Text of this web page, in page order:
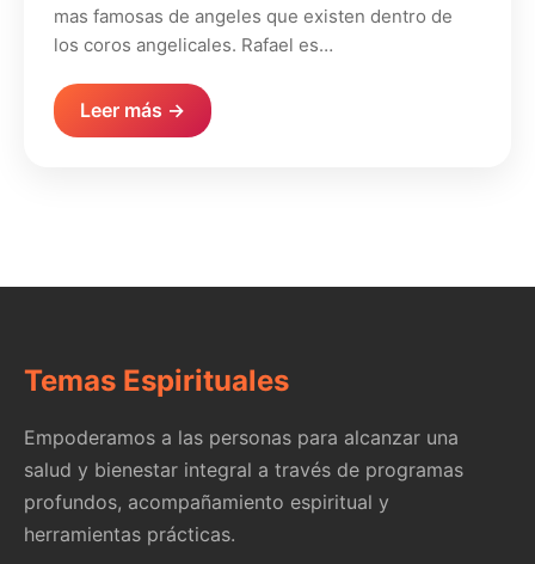
mas famosas de angeles que existen dentro de
los coros angelicales. Rafael es…
Leer más →
Temas Espirituales
Empoderamos a las personas para alcanzar una
salud y bienestar integral a través de programas
profundos, acompañamiento espiritual y
herramientas prácticas.